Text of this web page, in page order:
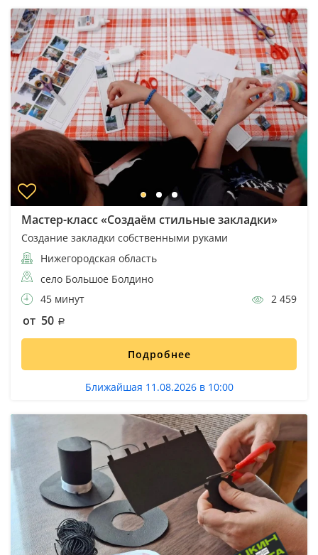
Мастер-класс «Создаём стильные закладки»
Создание закладки собственными руками
Нижегородская область
село Большое Болдино
45 минут
2 459
от 50
Подробнее
Ближайшая 11.08.2026 в 10:00